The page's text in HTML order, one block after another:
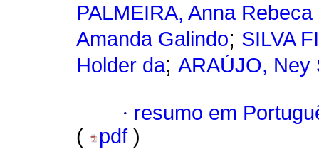
PALMEIRA, Anna
Amanda Galindo; SILVA
Holder da; ARAÚJO, Ney
· resumo em
(
pdf )